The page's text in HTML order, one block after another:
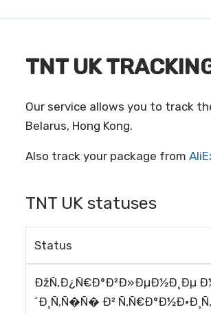
TNT UK
Our service allows you to track
Belarus, Hong Kong.
Also track your package from
TNT UK statuses
Status
ÐžÑ‚Ð¿Ñ€Ð°Ð²Ð»ÐµÐ½Ð¸Ðµ
´Ð¸Ñ‚Ñ�Ñ� Ð²